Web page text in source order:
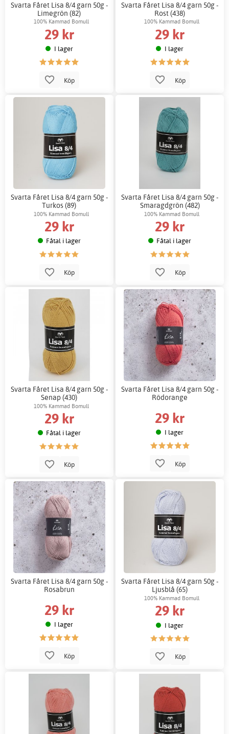
Svarta Fåret Lisa 8/4 garn 50g -
Limegrön (82)
100% Kammad Bomull
29 kr
I lager
Köp
Svarta Fåret Lisa 8/4 garn 50g -
Rost (438)
100% Kammad Bomull
29 kr
I lager
Köp
Svarta Fåret Lisa 8/4 garn 50g -
Turkos (89)
100% Kammad Bomull
29 kr
Fåtal i lager
Köp
Svarta Fåret Lisa 8/4 garn 50g -
Smaragdgrön (482)
100% Kammad Bomull
29 kr
Fåtal i lager
Köp
Svarta Fåret Lisa 8/4 garn 50g -
Senap (430)
100% Kammad Bomull
29 kr
Fåtal i lager
Köp
Svarta Fåret Lisa 8/4 garn 50g -
Rödorange
29 kr
I lager
Köp
Svarta Fåret Lisa 8/4 garn 50g -
Rosabrun
29 kr
I lager
Köp
Svarta Fåret Lisa 8/4 garn 50g -
Ljusblå (65)
100% Kammad Bomull
29 kr
I lager
Köp